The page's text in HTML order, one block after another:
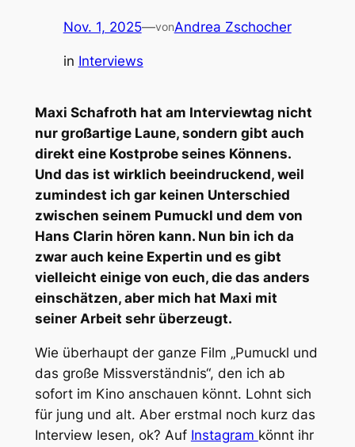
Nov. 1, 2025—vonAndrea Zschocher
in Interviews
Maxi Schafroth hat am Interviewtag nicht
nur großartige Laune, sondern gibt auch
direkt eine Kostprobe seines Könnens.
Und das ist wirklich beeindruckend, weil
zumindest ich gar keinen Unterschied
zwischen seinem Pumuckl und dem von
Hans Clarin hören kann. Nun bin ich da
zwar auch keine Expertin und es gibt
vielleicht einige von euch, die das anders
einschätzen, aber mich hat Maxi mit
seiner Arbeit sehr überzeugt.
Wie überhaupt der ganze Film „Pumuckl und
das große Missverständnis“, den ich ab
sofort im Kino anschauen könnt. Lohnt sich
für jung und alt. Aber erstmal noch kurz das
Interview lesen, ok? Auf Instagram könnt ihr